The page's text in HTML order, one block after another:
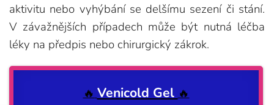
aktivitu nebo vyhýbání se delšímu sezení či stání.
V závažnějších případech může být nutná léčba
léky na předpis nebo chirurgický zákrok.
🔥 Venicold Gel 🔥